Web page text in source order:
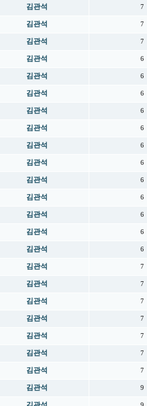
김관석 7
김관석 7
김관석 7
김관석 6
김관석 6
김관석 6
김관석 6
김관석 6
김관석 6
김관석 6
김관석 6
김관석 6
김관석 6
김관석 6
김관석 6
김관석 7
김관석 7
김관석 7
김관석 7
김관석 7
김관석 7
김관석 7
김관석 9